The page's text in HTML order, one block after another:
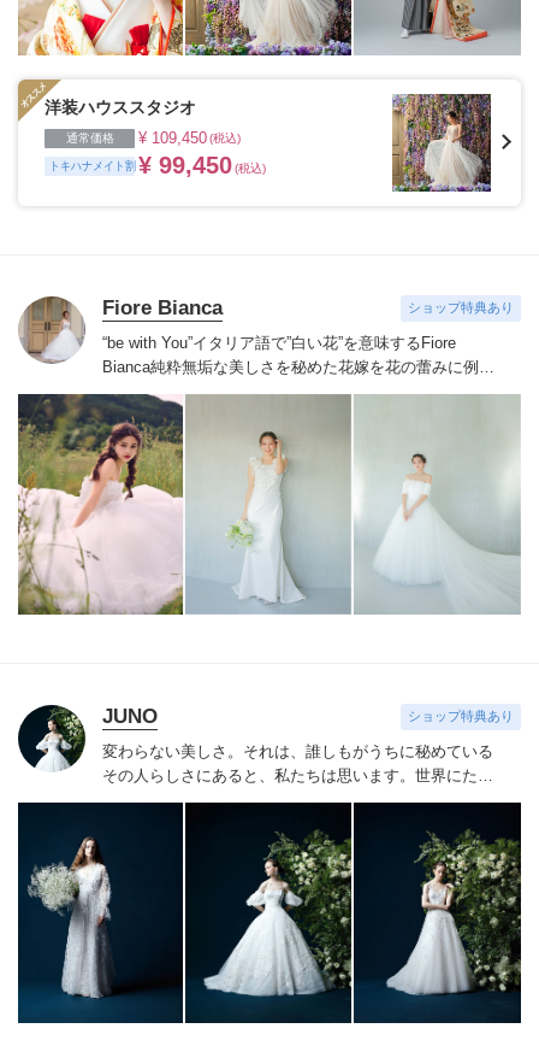
洋装ハウススタジオ
通常価格 ¥ 109,450(税込)
トキハナメイト割 ¥ 99,450(税込)
Fiore Bianca ショップ特典あり
“be with You”イタリア語で”白い花”を意味するFiore
Bianca純粋無垢な美しさを秘めた花嫁を花の蕾みに例え
白い花が咲くまでのストーリーをあなたと共に紡いでい
きます
世界を巡り出会ったデザイナーズブランドや、オ
リジナルドレスはまだ見ぬ新しい自分の姿へと出会わせ
てくれます。
誰かの真似ではなくあなただからできるス
タイルへあなたにしかできないブライズスタイルへ導き
ます。
美しい白い花を咲かせ今よりずっと好きな自分
JUNO ショップ特典あり
変わらない美しさ。それは、誰しもがうちに秘めている
その人らしさにあると、私たちは思います。 世界にたっ
たひと組のおふたりのこれまでと、これからの物語に思
ス、ことばにならない想いさえも織り込みながら。衣裳
をあわせる時間は、結婚式のその日だけではなく、その
先もつづくおふたりの人生を彩る時間。らしく輝く、自
信とよろこびに満ちたすべての幸せの瞬間のために。そ
の人らしさという、変わらない美しさを 私たちは求め
つづけています。